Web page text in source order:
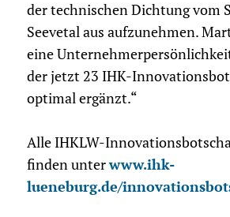
der technischen Dichtung vom
Seevetal aus aufzunehmen.
eine
der jetzt 23 IHK-
optimal ergänzt.“
Alle IHKLW-
finden unterwww.ihk-
lueneburg.de/